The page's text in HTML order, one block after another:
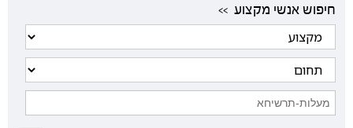
<< חיפוש אנשי מקצוע